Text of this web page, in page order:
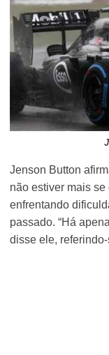
Jenson Button
não estiver mais
enfrentando
passado. “Há
disse ele,